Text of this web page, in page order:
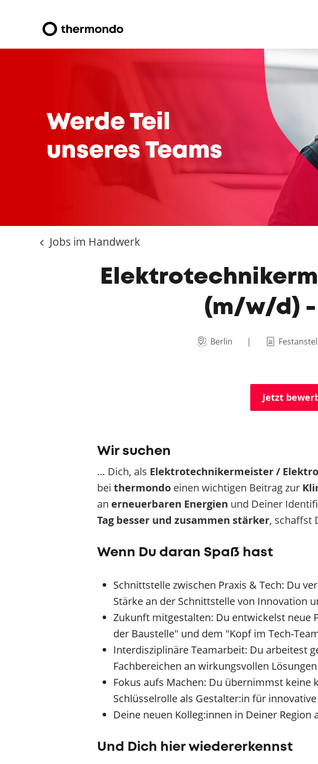
Werde Teil
unseres Teams
Jobs im Handwerk
(m/w/d) -
Berlin
Jetzt
Wir suchen
… Dich, als Elektrotechnikermeister /
bei thermondo einen wichtigen Beitrag zur
an erneuerbaren Energien und Deiner
Tag besser und zusammen stärker, schaffst
Wenn Du daran Spaß hast
Schnittstelle zwischen Praxis & Tech: Du
Stärke an der Schnittstelle von Innovation
Zukunft mitgestalten: Du entwickelst neue
der Baustelle" und dem "Kopf im Tech-
Interdisziplinäre Teamarbeit: Du arbeitest
Fachbereichen an wirkungsvollen
Fokus aufs Machen: Du übernimmst
Schlüsselrolle als Gestalter:in für
Deine neuen Kolleg:innen in Deiner
Und Dich hier wiedererkennst